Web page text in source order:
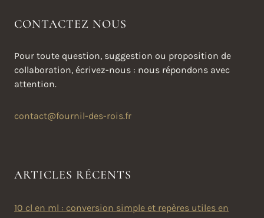
CONTACTEZ NOUS
Pour toute question, suggestion ou proposition de
collaboration, écrivez-nous : nous répondons avec
attention.
contact@fournil-des-rois.fr
ARTICLES RÉCENTS
10 cl en ml : conversion simple et repères utiles en